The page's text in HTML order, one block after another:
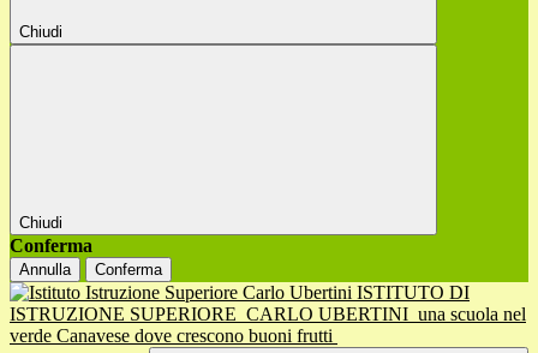
Chiudi
Chiudi
Conferma
Annulla Conferma
ISTITUTO DI
ISTRUZIONE SUPERIORE CARLO UBERTINI una scuola nel
verde Canavese dove crescono buoni frutti